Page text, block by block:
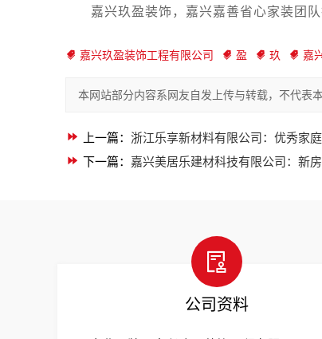
嘉兴玖盈装饰，嘉兴嘉善省心家装团
嘉兴玖盈装饰工程有限公司 盈 玖 嘉
本网站部分内容系网友自发上传与转载，不代表
上一篇： 浙江乐享新材料有限公司：优秀家
下一篇： 嘉兴美居乐建材科技有限公司：新
公司资料